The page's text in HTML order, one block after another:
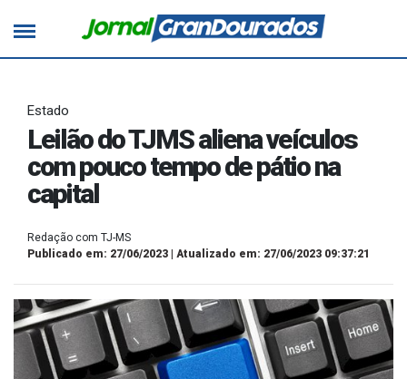
Estado
Leilão do TJMS aliena veículos
com pouco tempo de pátio na
capital
Redação com TJ-MS
Publicado em: 27/06/2023 | Atualizado em: 27/06/2023 09:37:21